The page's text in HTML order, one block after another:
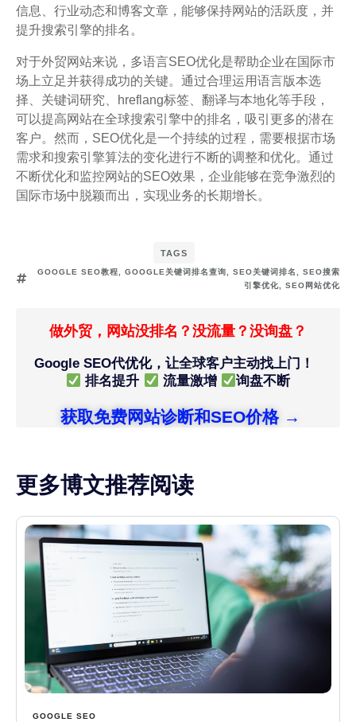
信息、行业动态和博客文章，能够保持网站的活跃度，并
提升搜索引擎的排名。
对于外贸网站来说，多语言SEO优化是帮助企业在国际市
场上立足并获得成功的关键。通过合理运用语言版本选
择、关键词研究、hreflang标签、翻译与本地化等手段，
可以提高网站在全球搜索引擎中的排名，吸引更多的潜在
客户。然而，SEO优化是一个持续的过程，需要根据市场
需求和搜索引擎算法的变化进行不断的调整和优化。通过
不断优化和监控网站的SEO效果，企业能够在竞争激烈的
国际市场中脱颖而出，实现业务的长期增长。
TAGS
GOOGLE SEO教程 GOOGLE关键词排名查询 SEO关键词排名
SEO搜索
引擎优化
SEO网站优化
做外贸，网站没排名？没流量？没询盘？
Google SEO代优化，让全球客户主动找上门！
排名提升
流量激增 询盘不断
获取免费网站诊断和SEO价格 →
更多博文推荐阅读
GOOGLE SEO